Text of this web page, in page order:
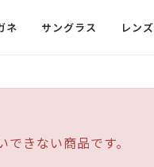
ネ サングラス レンズ
きない商品です。